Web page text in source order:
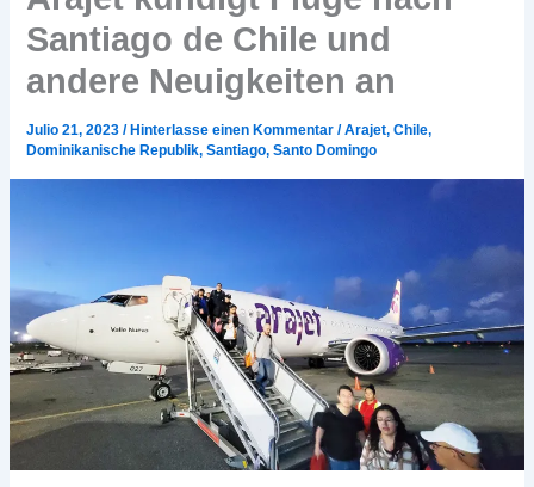
Santiago de Chile und
andere Neuigkeiten an
Julio 21, 2023/ Hinterlasse einen Kommentar /Arajet,Chile,
Dominikanische Republik,Santiago,Santo Domingo